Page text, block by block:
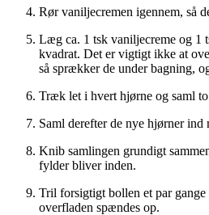
Rør vaniljecremen igennem, så
Læg ca. 1 tsk vaniljecreme og 1
kvadrat. Det er vigtigt ikke at
så sprækker de under bagning,
Træk let i hvert hjørne og saml
Saml derefter de nye hjørner ind
Knib samlingen grundigt
fylder bliver inden.
Tril forsigtigt bollen et par gange
overfladen spændes op.